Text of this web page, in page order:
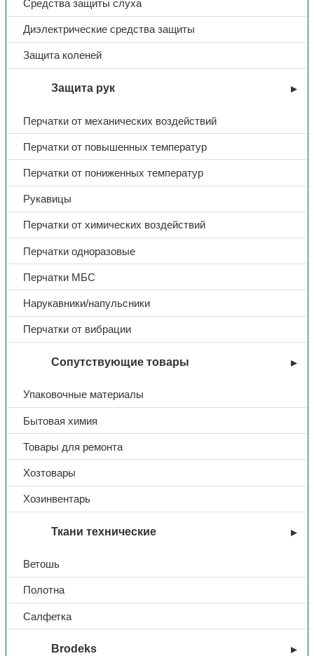
Средства защиты слуха
Диэлектрические средства защиты
Защита коленей
Защита рук
Перчатки от механических воздействий
Перчатки от повышенных температур
Перчатки от пониженных температур
Рукавицы
Перчатки от химических воздействий
Перчатки одноразовые
Перчатки МБС
Нарукавники/напульсники
Перчатки от вибрации
Сопутствующие товары
Упаковочные материалы
Бытовая химия
Товары для ремонта
Хозтовары
Хозинвентарь
Ткани технические
Ветошь
Полотна
Салфетка
Brodeks
Тип
Объем
Ручное назначение цен Да